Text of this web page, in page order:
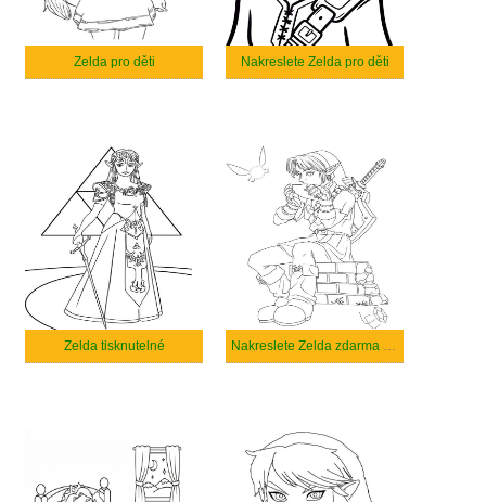
Zelda pro děti Nakreslete Zelda pro děti
Zelda tisknutelné Nakreslete Zelda zdarma základní tisknutelné